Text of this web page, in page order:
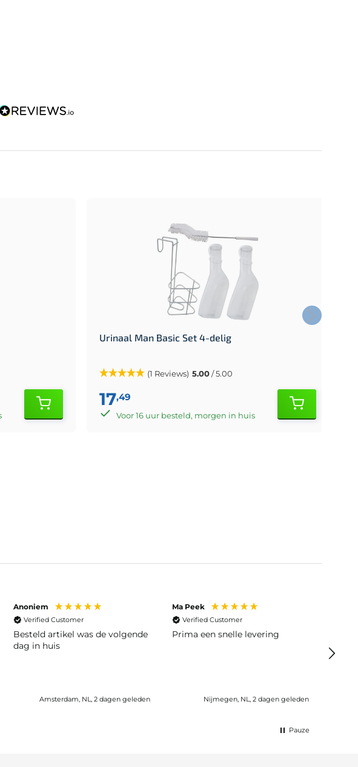
Urinaal Man Basic Set 4-delig
(1 Reviews) 5.00/ 5.00
17,49
Voor 16 uur besteld, morgen in huis
Anoniem
Verified Customer
Besteld artikel was de volgende
dag in huis
Amsterdam, NL, 2 dagen geleden
Ma Peek
Verified Customer
Prima een snelle levering
Nijmegen, NL, 2 dagen geleden
Pauze